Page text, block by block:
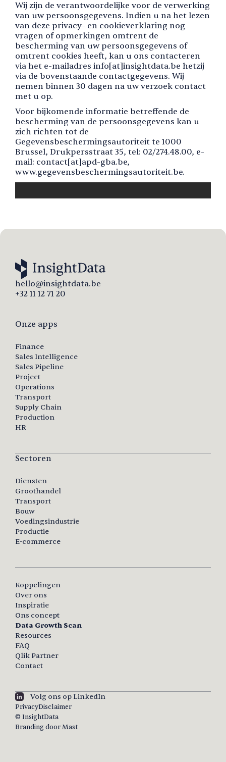
Wij zijn de verantwoordelijke voor de verwerking
van uw persoonsgegevens. Indien u na het lezen
van deze privacy- en cookieverklaring nog
vragen of opmerkingen omtrent de
bescherming van uw persoonsgegevens of
omtrent cookies heeft, kan u ons contacteren
via het e-mailadres info[at]insightdata.be hetzij
via de bovenstaande contactgegevens. Wij
nemen binnen 30 dagen na uw verzoek contact
met u op.
Voor bijkomende informatie betreffende de
bescherming van de persoonsgegevens kan u
zich richten tot de
Gegevensbeschermingsautoriteit te 1000
Brussel, Drukpersstraat 35, tel: 02/274.48.00, e-
mail: contact[at]apd-gba.be,
www.gegevensbeschermingsautoriteit.be.
hello@insightdata.be
+32 11 12 71 20
Onze apps
Finance
Sales Intelligence
Sales Pipeline
Project
Operations
Transport
Supply Chain
Production
HR
Sectoren
Diensten
Groothandel
Transport
Bouw
Voedingsindustrie
Productie
E-commerce
Koppelingen
Over ons
Inspiratie
Ons concept
Data Growth Scan
Resources
FAQ
Qlik Partner
Contact
Volg ons op LinkedIn
PrivacyDisclaimer
© InsightData
Branding door Mast